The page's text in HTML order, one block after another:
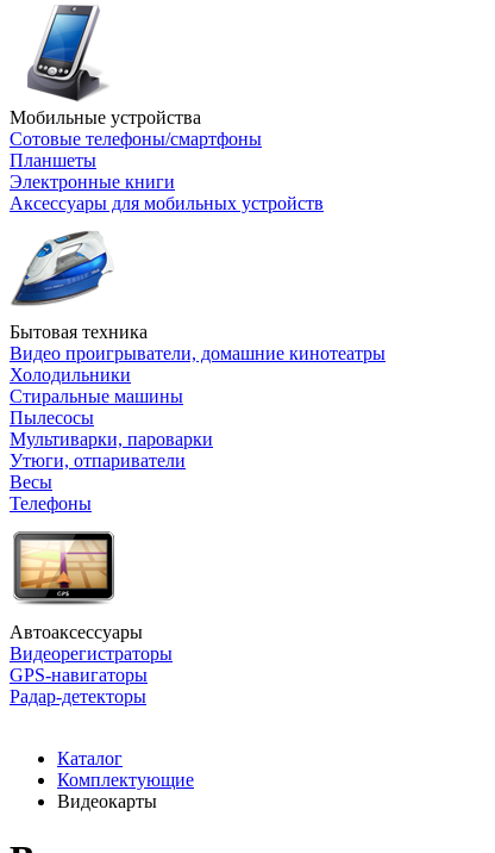
Мобильные устройства
Сотовые телефоны/смартфоны
Планшеты
Электронные книги
Аксессуары для мобильных устройств
Бытовая техника
Видео проигрыватели, домашние кинотеатры
Холодильники
Стиральные машины
Пылесосы
Мультиварки, пароварки
Утюги, отпариватели
Весы
Телефоны
Автоаксессуары
Видеорегистраторы
GPS-навигаторы
Радар-детекторы
Каталог
Комплектующие
Видеокарты